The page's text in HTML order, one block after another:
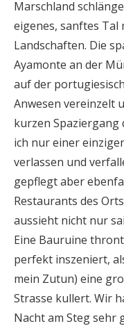
Marschland
eigenes, sanftes Tal
Landschaften. Die
Ayamonte an der
auf der
Anwesen vereinzelt
kurzen Spaziergang
ich nur einer
verlassen und
gepflegt aber
Restaurants des
aussieht nicht nur
Eine Bauruine
perfekt inszeniert,
mein Zutun) eine
Strasse kullert. Wir
Nacht am Steg sehr